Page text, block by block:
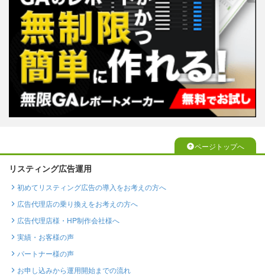
ページトップへ
リスティング広告運用
初めてリスティング広告の導入をお考えの方へ
広告代理店の乗り換えをお考えの方へ
広告代理店様・HP制作会社様へ
実績・お客様の声
パートナー様の声
お申し込みから運用開始までの流れ